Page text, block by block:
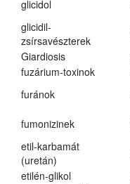
glicidol
glicidil-
zsírsavészterek
Giardiosis
fuzárium-toxinok
furánok
fumonizinek
etil-karbamát
(uretán)
etilén-glikol